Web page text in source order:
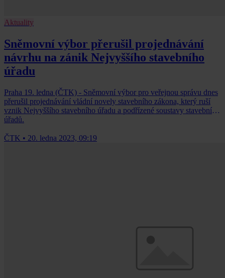
Aktuality
Sněmovní výbor přerušil projednávání
návrhu na zánik Nejvyššího stavebního
úřadu
Praha 19. ledna (ČTK) - Sněmovní výbor pro veřejnou správu dnes
přerušil projednávání vládní novely stavebního zákona, který ruší
vznik Nejvyššího stavebního úřadu a podřízené soustavy stavebních
úřadů.
ČTK • 20. ledna 2023, 09:19